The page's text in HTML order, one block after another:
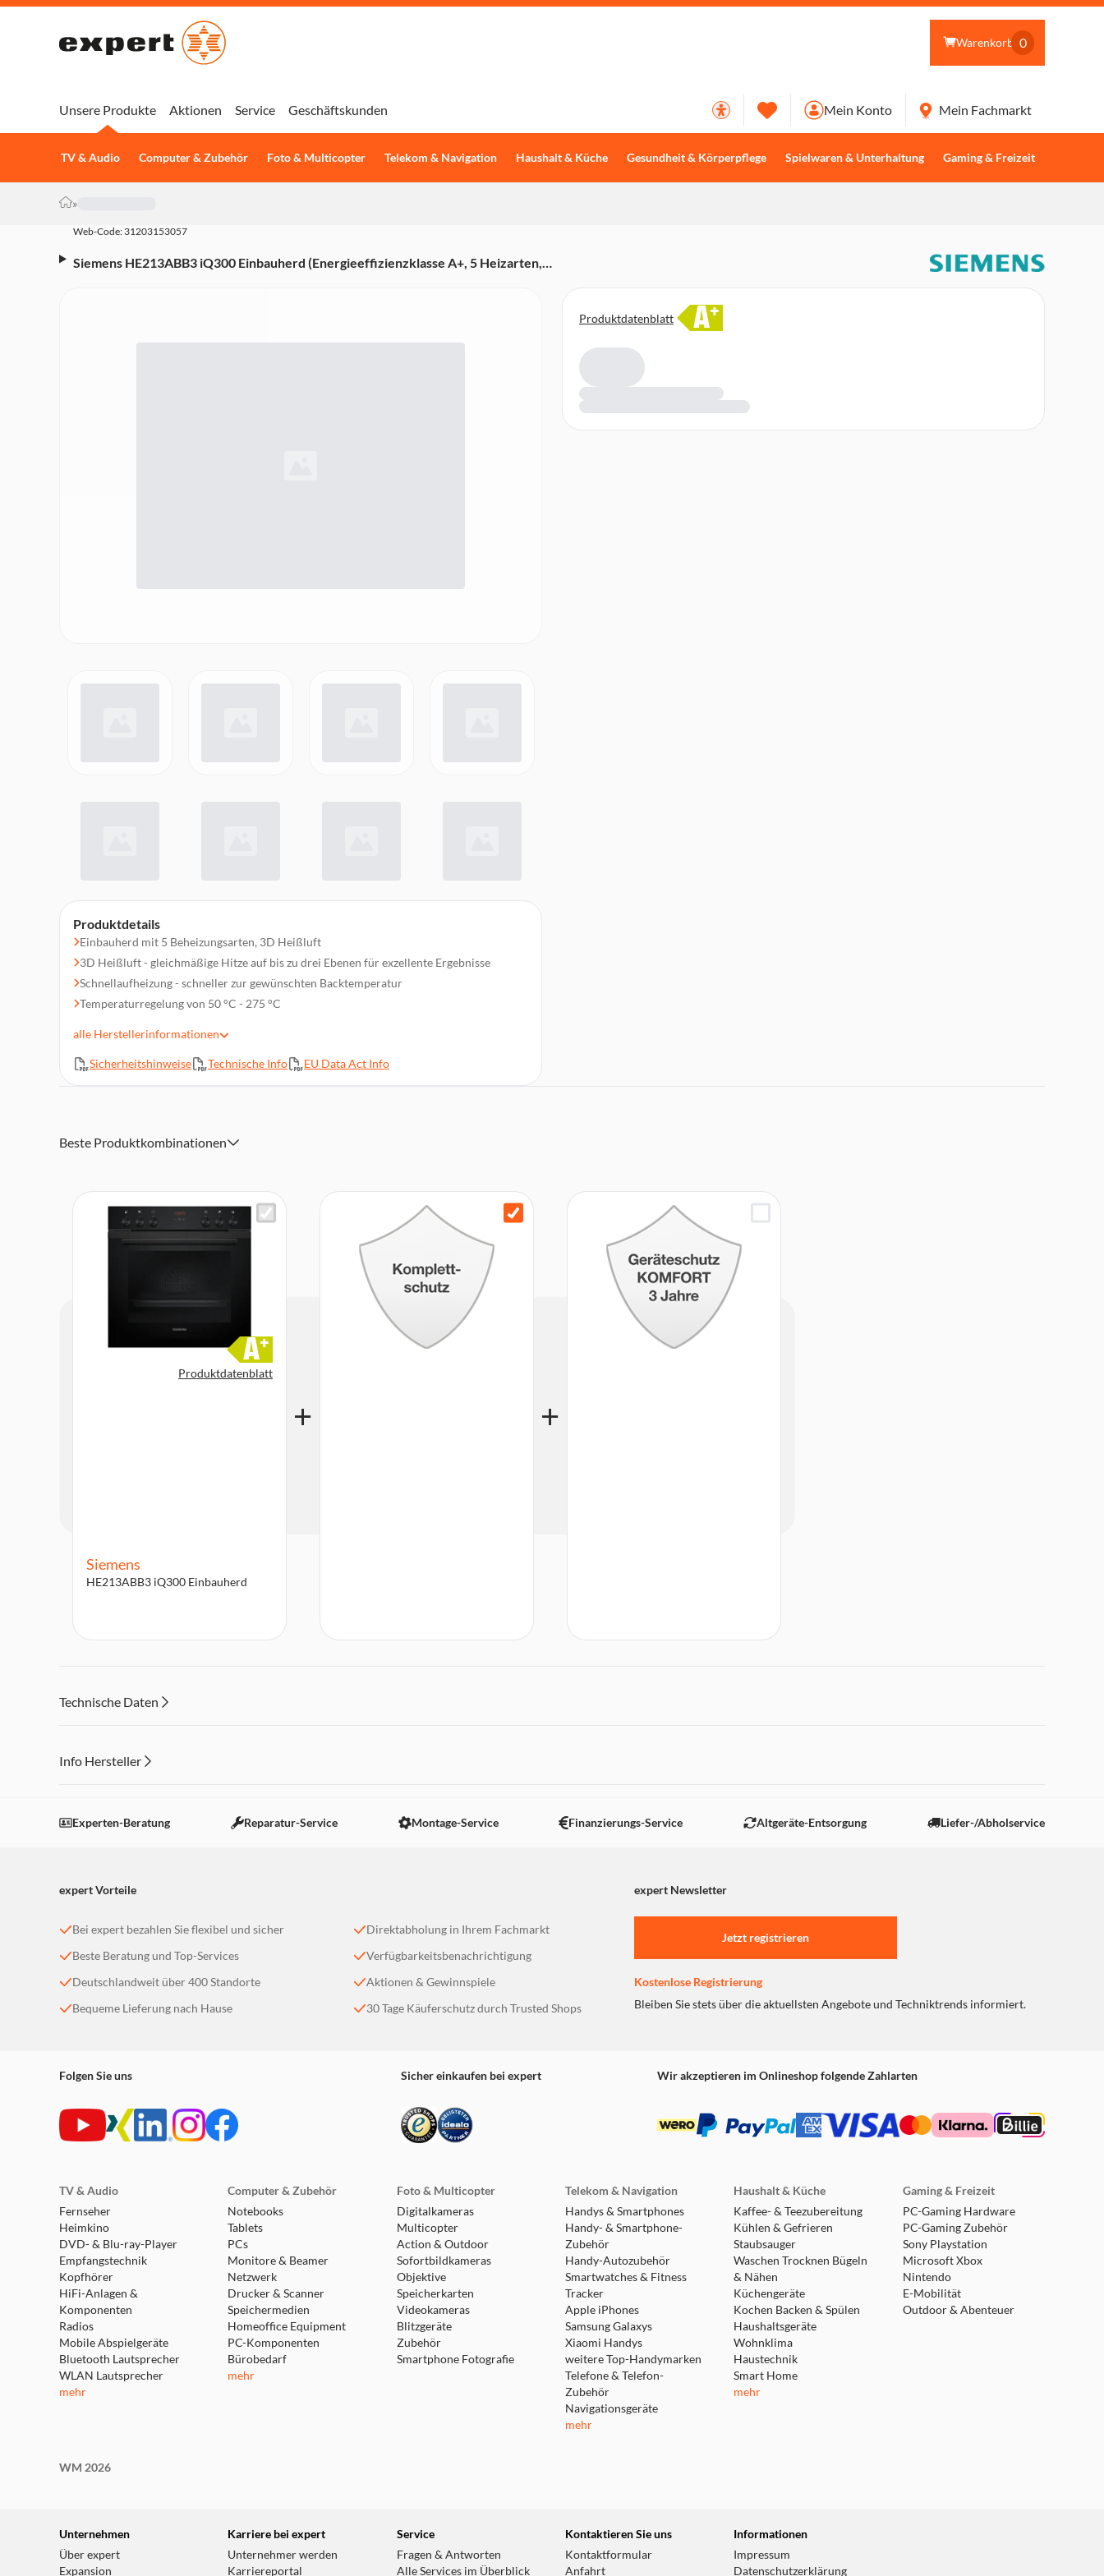
Warenkorb 0
Unsere Produkte
TV & Audio Computer & Zubehör Foto & Multicopter Telekom & Navigation Haushalt & Küche Gesundheit & Körperpflege Spielwaren & Unterhaltung Gaming & Freizeit
Aktionen Service Geschäftskunden Mein Konto Mein Fachmarkt
»
Web-Code: 31203153057
Siemens HE213ABB3 iQ300 Einbauherd (Energieeffizienzklasse A+, 5 Heizarten,
Produktdetails
Einbauherd mit 5 Beheizungsarten, 3D Heißluft
3D Heißluft - gleichmäßige Hitze auf bis zu drei Ebenen für exzellente Ergebnisse
Schnellaufheizung - schneller zur gewünschten Backtemperatur
Temperaturregelung von 50 °C - 275 °C
5 Einschubebenen
Optische Aufheizkontrolle, Autostart, Metallgriff, Kühlgebläse, Kindersicherung
alle Herstellerinformationen
Sicherheitshinweise Technische Info EU Data Act Info
A+
Produktdatenblatt
Beste Produktkombinationen
A+
Produktdatenblatt
Siemens
HE213ABB3 iQ300 Einbauherd
Technische Daten
Info Hersteller
Einstellungen anpassen
Experten-Beratung Reparatur-Service Montage-Service Finanzierungs-Service Altgeräte-Entsorgung Liefer-/Abholservice
expert Vorteile expert Newsletter
Bei expert bezahlen Sie flexibel und sicher
Beste Beratung und Top-Services
Deutschlandweit über 400 Standorte
Bequeme Lieferung nach Hause
Direktabholung in Ihrem Fachmarkt
Verfügbarkeitsbenachrichtigung
Aktionen & Gewinnspiele
30 Tage Käuferschutz durch Trusted Shops
Jetzt registrieren
Kostenlose Registrierung
Bleiben Sie stets über die aktuellsten Angebote und Techniktrends informiert.
Folgen Sie uns Sicher einkaufen bei expert Wir akzeptieren im Onlineshop folgende Zahlarten
TV & Audio
Fernseher
Heimkino
DVD- & Blu-ray-Player
Empfangstechnik
Kopfhörer
HiFi-Anlagen &
Komponenten
Radios
Mobile Abspielgeräte
Bluetooth Lautsprecher
WLAN Lautsprecher
mehr
Computer & Zubehör
Notebooks
Tablets
PCs
Monitore & Beamer
Netzwerk
Drucker & Scanner
Speichermedien
Homeoffice Equipment
PC-Komponenten
Bürobedarf
mehr
Foto & Multicopter
Digitalkameras
Multicopter
Action & Outdoor
Sofortbildkameras
Objektive
Speicherkarten
Videokameras
Blitzgeräte
Zubehör
Smartphone Fotografie
Telekom & Navigation
Handys & Smartphones
Handy- & Smartphone-
Zubehör
Handy-Autozubehör
Smartwatches & Fitness
Tracker
Apple iPhones
Samsung Galaxys
Xiaomi Handys
weitere Top-Handymarken
Telefone & Telefon-
Zubehör
Navigationsgeräte
mehr
Haushalt & Küche
Kaffee- & Teezubereitung
Kühlen & Gefrieren
Staubsauger
Waschen Trocknen Bügeln
& Nähen
Küchengeräte
Kochen Backen & Spülen
Haushaltsgeräte
Wohnklima
Haustechnik
Smart Home
mehr
Gaming & Freizeit
PC-Gaming Hardware
PC-Gaming Zubehör
Sony Playstation
Microsoft Xbox
Nintendo
E-Mobilität
Outdoor & Abenteuer
WM 2026
Unternehmen
Über expert
Expansion
Karriere bei expert
Unternehmer werden
Karriereportal
Service
Fragen & Antworten
Alle Services im Überblick
Kontaktieren Sie uns
Kontaktformular
Anfahrt
Informationen
Impressum
Datenschutzerklärung